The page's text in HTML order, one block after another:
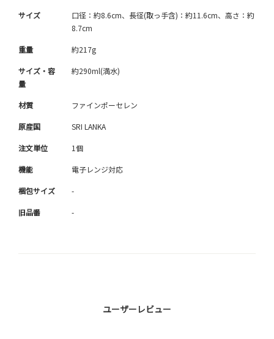
サイズ
口径：約8.6cm、長径(取っ手含)：約11.6cm、高さ：約
8.7cm
重量 約217g
サイズ・容
量
約290ml(満水)
材質 ファインポーセレン
原産国 SRI LANKA
注文単位 1個
機能 電子レンジ対応
梱包サイズ -
旧品番 -
ユーザーレビュー